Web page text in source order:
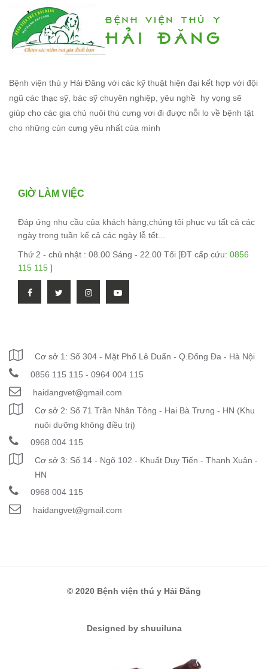
Bệnh viện thú y Hải Đăng với các kỹ thuật hiện đại kết hợp với đội
ngũ các thạc sỹ, bác sỹ chuyên nghiệp, yêu nghề hy vọng sẽ
giúp cho các gia chủ nuôi thú cưng vơi đi được nỗi lo về bệnh tật
cho những cún cưng yêu nhất của mình
GIỜ LÀM VIỆC
Đáp ứng nhu cầu của khách hàng,chúng tôi phục vụ tất cả các
ngày trong tuần kể cả các ngày lễ tết...
Thứ 2 - chủ nhật : 08.00 Sáng - 22.00 Tối [ĐT cấp cứu: 0856
115 115 ]
Cơ sở 1: Số 304 - Mặt Phố Lê Duẩn - Q.Đống Đa - Hà Nội
0856 115 115 - 0964 004 115
haidangvet@gmail.com
Cơ sở 2: Số 71 Trần Nhân Tông - Hai Bà Trưng - HN (Khu
nuôi dưỡng không điều trị)
0968 004 115
Cơ sở 3: Số 14 - Ngõ 102 - Khuất Duy Tiến - Thanh Xuân -
HN
0968 004 115
haidangvet@gmail.com
© 2020 Bệnh viện thú y Hải Đăng
Designed by shuuiluna